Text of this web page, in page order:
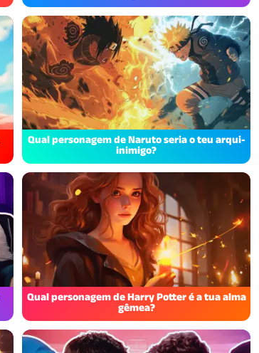
Qual personagem de Naruto seria o teu arqui-
inimigo?
Qual personagem de Harry Potter é a tua alma
gêmea?